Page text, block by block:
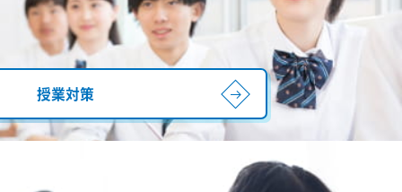
授業対策